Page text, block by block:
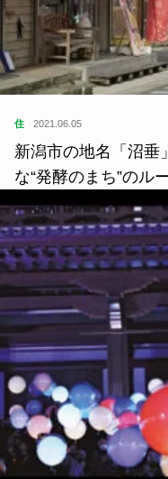
今はなき新幹線食堂
レストラン。新幹線
住 2021.06.05
新潟市の地名「沼垂
な“発酵のまち”のル